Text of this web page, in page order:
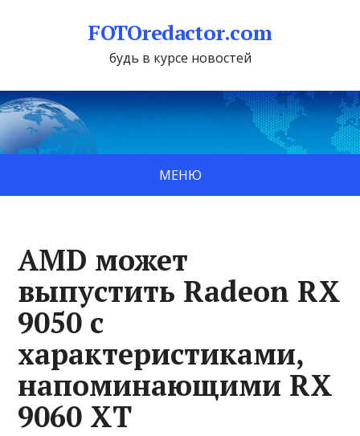
FOTOredactor.com
будь в курсе новостей
МЕНЮ
AMD может
выпустить Radeon RX
9050 с
характеристиками,
напоминающими RX
9060 XT